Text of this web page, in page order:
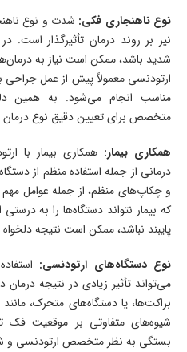
نوع ناهنجاری فکی: شدت و نوع
نیز بر روند درمان تأثیرگذار
شدید باشد، ممکن است نیاز به
ارتودنسی معمولاً پیش از عمل
مناسب انجام می‌شود. به همین
متخصص برای تعیین دقیق نوع
همکاری بیمار: همکاری بیمار با
درمانی از جمله استفاده منظم از
و چکاپ‌های منظم، از جمله عوامل
که بیمار نتواند دستگاه‌ها را به
پایبند نباشد، ممکن است نتیجه
نوع دستگاه‌های ارتودنسی:
می‌تواند تأثیر زیادی در نتیجه درمان
براکت‌ها، یا دستگاه‌های متحرک،
شیوه‌های متفاوتی بر موقعیت فک
بستگی به نظر متخصص ارتودنسی و